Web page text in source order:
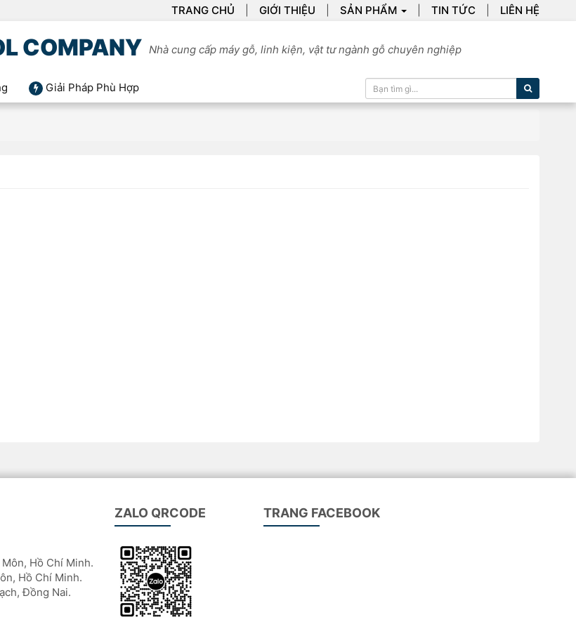
TRANG CHỦ GIỚI THIỆU SẢN PHẨM TIN TỨC LIÊN HỆ
COMPANY Nhà cung cấp máy gỗ, linh kiện, vật tư ngành gỗ chuyên nghiệp
Giải Pháp Phù Hợp
Hồ Chí Minh.
Hồ Chí Minh.
Đồng Nai.
ZALO QRCODE TRANG FACEBOOK